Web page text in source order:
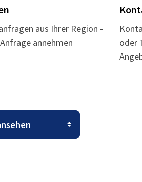
aus Ihrer Region -
annehmen
oder